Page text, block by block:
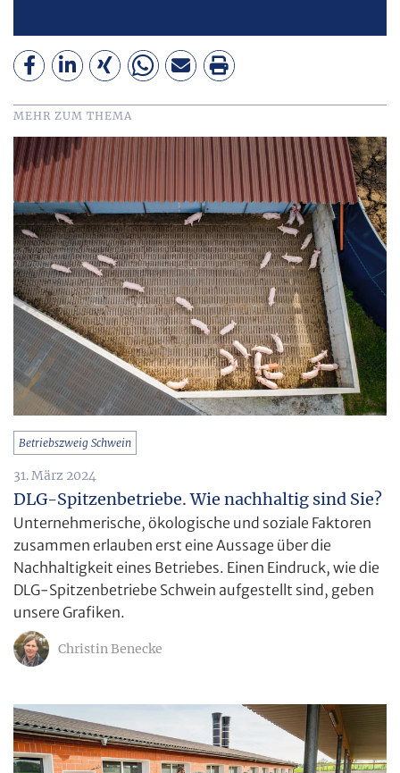
MEHR ZUM THEMA
Betriebszweig Schwein
31. März 2024
DLG-Spitzenbetriebe. Wie nachhaltig sind Sie?
Unternehmerische, ökologische und soziale Faktoren
zusammen erlauben erst eine Aussage über die
Nachhaltigkeit eines Betriebes. Einen Eindruck, wie die
DLG-Spitzenbetriebe Schwein aufgestellt sind, geben
unsere Grafiken.
Christin Benecke